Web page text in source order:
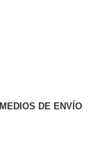
MEDIOS DE ENVÍO